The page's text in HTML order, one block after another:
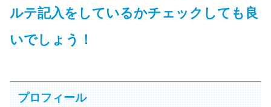
ルテ記入をしているかチェックしても良
いでしょう！
プロフィール